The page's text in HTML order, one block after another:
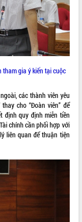
tham gia ý kiến tại cuộc
các thành viên yêu
cho “Đoàn viên” để
định quy định miễn tiền
chính cần phối hợp với
liên quan để thuận tiện